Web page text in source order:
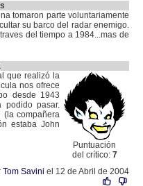
tomaron parte voluntariamente
su barco del radar enemigo.
del tiempo a 1984...mas de
Puntuación
del crítico: 7
que realizó la
nos ofrece
desde 1943
podido pasar.
(la compañera
estaba John
Tom Savini el 12 de Abril de 2004